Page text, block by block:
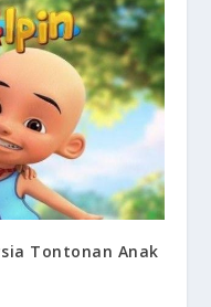
Tontonan Anak